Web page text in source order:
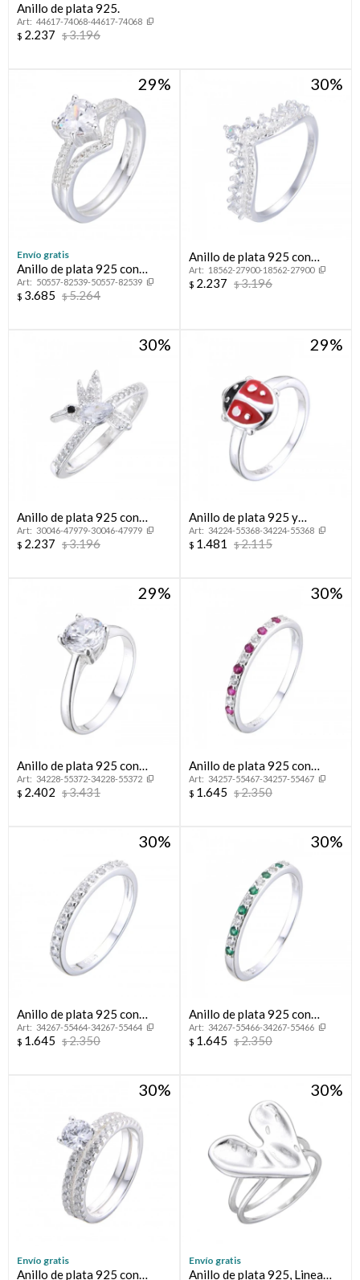
Anillo de plata 925.
44617-74068-44617-74068
$ 2.237 $3.196
29
Envío gratis
Anillo de plata 925 con
circonias,CINTILLO.
50557-82539-50557-82539
$ 3.685 $5.264
30
Anillo de plata 925 con
circonias, CORONITA.
18562-27900-18562-27900
$ 2.237 $3.196
30
Anillo de plata 925 con
circonias, COLIBRI.
30046-47979-30046-47979
$ 2.237 $3.196
29
Anillo de plata 925 y
esmalte, MARIQUITA.
34224-55368-34224-55368
$ 1.481 $2.115
29
Anillo de plata 925 con
circonia, SOLITARIO.
34228-55372-34228-55372
$ 2.402 $3.431
30
Anillo de plata 925 con
circonias, MEDIO SIN FIN.
34257-55467-34257-55467
$ 1.645 $2.350
30
Anillo de plata 925 con
circonias, MEDIO SIN FiN.
34267-55464-34267-55464
$ 1.645 $2.350
30
Anillo de plata 925 con
circonias, MEDIO SIN FIN.
34267-55466-34267-55466
$ 1.645 $2.350
30
Envío gratis
Anillo de plata 925 con
30
Envío gratis
Anillo de plata 925, Linea